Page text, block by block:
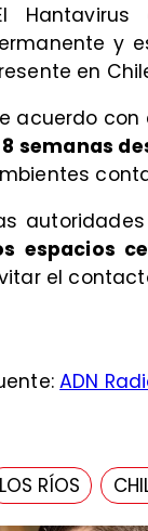
y
en
acuerdo con
semanas
espacios
el
ADN
LOS RÍOS